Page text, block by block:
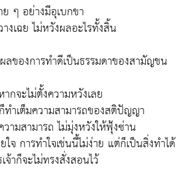
ๆ อย่างมีอุเบกขา
งเฉย ไม่หวังผลอะไรทั้งสิ้น
ลของการทำดีเป็นธรรมดาของสามัญชน
กจะไม่ตั้งความหวังเลย
ทำเต็มความสามารถของสติปัญญา
วามสามารถ ไม่มุ่งหวังให้ฟุ้งซ่าน
ใจ การทำใจเช่นนี้ไม่ง่าย แต่ก็เป็นสิ่งทำได้
าก็จะไม่ทรงสั่งสอนไว้